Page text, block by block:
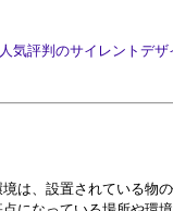
評判のサイレントデザ
は、設置されている物